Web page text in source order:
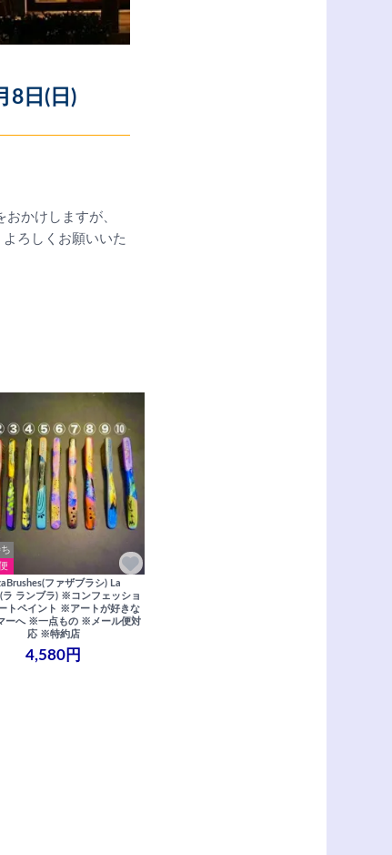
8日(日)
かけしますが、
ろしくお願いいた
ファザブラシ) La
ラ ランブラ) ※コンフェッショ
トペイント ※アートが好きな
ーへ ※一点もの ※メール便対
応 ※特約店
4,580円